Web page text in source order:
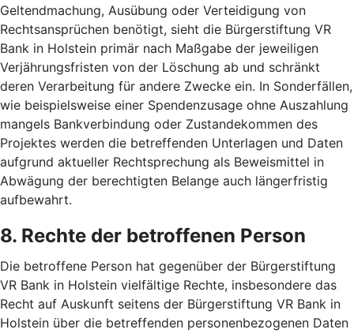
Geltendmachung, Ausübung oder Verteidigung von
Rechtsansprüchen benötigt, sieht die Bürgerstiftung VR
Bank in Holstein primär nach Maßgabe der jeweiligen
Verjährungsfristen von der Löschung ab und schränkt
deren Verarbeitung für andere Zwecke ein. In Sonderfällen,
wie beispielsweise einer Spendenzusage ohne Auszahlung
mangels Bankverbindung oder Zustandekommen des
Projektes werden die betreffenden Unterlagen und Daten
aufgrund aktueller Rechtsprechung als Beweismittel in
Abwägung der berechtigten Belange auch längerfristig
aufbewahrt.
8. Rechte der betroffenen Person
Die betroffene Person hat gegenüber der Bürgerstiftung
VR Bank in Holstein vielfältige Rechte, insbesondere das
Recht auf Auskunft seitens der Bürgerstiftung VR Bank in
Holstein über die betreffenden personenbezogenen Daten